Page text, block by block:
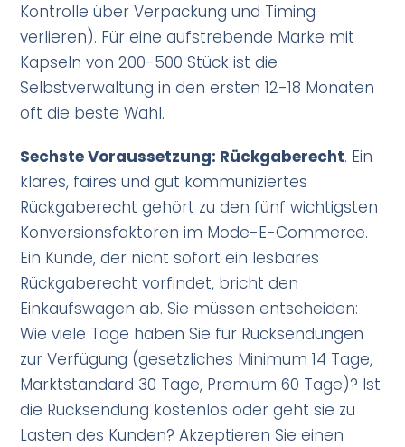
Kontrolle über Verpackung und Timing
verlieren). Für eine aufstrebende Marke mit
Kapseln von 200-500 Stück ist die
Selbstverwaltung in den ersten 12-18 Monaten
oft die beste Wahl.
Sechste Voraussetzung: Rückgaberecht. Ein
klares, faires und gut kommuniziertes
Rückgaberecht gehört zu den fünf wichtigsten
Konversionsfaktoren im Mode-E-Commerce.
Ein Kunde, der nicht sofort ein lesbares
Rückgaberecht vorfindet, bricht den
Einkaufswagen ab. Sie müssen entscheiden:
Wie viele Tage haben Sie für Rücksendungen
zur Verfügung (gesetzliches Minimum 14 Tage,
Marktstandard 30 Tage, Premium 60 Tage)? Ist
die Rücksendung kostenlos oder geht sie zu
Lasten des Kunden? Akzeptieren Sie einen